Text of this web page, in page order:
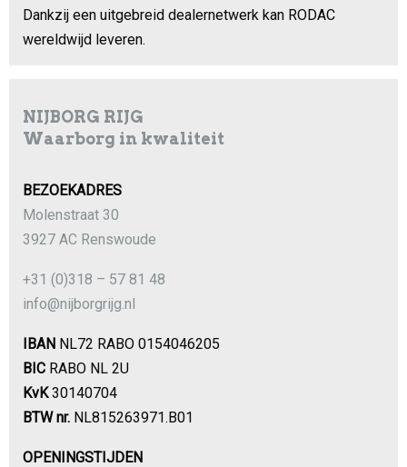
Dankzij een uitgebreid dealernetwerk kan RODAC
wereldwijd leveren.
NIJBORG RIJG
Waarborg in kwaliteit
BEZOEKADRES
Molenstraat 30
3927 AC Renswoude
+31 (0)318 – 57 81 48
info@nijborgrijg.nl
IBAN NL72 RABO 0154046205
BIC RABO NL 2U
KvK30140704
BTW nr. NL815263971.B01
OPENINGSTIJDEN